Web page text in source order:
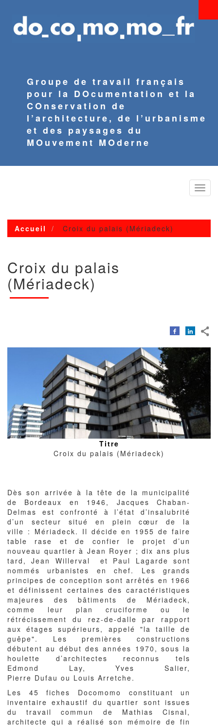
contenu
principal
Groupe de travail français
pour la DOcumentation et la
COnservation de
l’architecture, de l’urbanisme
et des paysages du
MOuvement MOderne
Toggle
Accueil Croix du palais (Mériadeck)
Croix du palais
(Mériadeck)
copyright
Titre
Croix du palais (Mériadeck)
Corps
du
texte
Dès son arrivée à la tête de la municipalité
de Bordeaux en 1946, Jacques Chaban-
Delmas est confronté à l’état d’insalubrité
d’un secteur situé en plein cœur de la
ville : Mériadeck. Il décide en 1955 de faire
table rase et de confier le projet d’un
nouveau quartier à Jean Royer ; dix ans plus
tard, Jean Willerval et Paul Lagarde sont
nommés urbanistes en chef. Les grands
principes de conception sont arrêtés en 1966
et définissent certaines des caractéristiques
majeures des bâtiments de Mériadeck,
comme leur plan cruciforme ou le
rétrécissement du rez-de-dalle par rapport
aux étages supérieurs, appelé "la taille de
guêpe". Les premières constructions
débutent au début des années 1970, sous la
houlette d’architectes reconnus tels
Edmond Lay, Yves Salier,
Pierre Dufau ou Louis Arretche.
Les 45 fiches Docomomo constituant un
inventaire exhaustif du quartier sont issues
du travail commun de Mathias Cisnal,
architecte qui a réalisé son mémoire de fin